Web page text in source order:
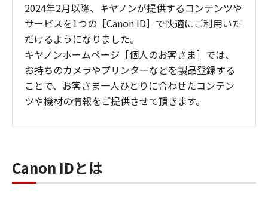
2024年2月以降、キヤノンが提供するコンテンツや
サービスを1つの［Canon ID］で快適にご利用いた
だけるようになりました。
キヤノンホームページ［個人のお客さま］では、
お持ちのカメラやプリンターなどを製品登録する
ことで、お客さま一人ひとりに合わせたコンテン
ツや機材の情報をご提供させて頂きます。
Canon IDとは